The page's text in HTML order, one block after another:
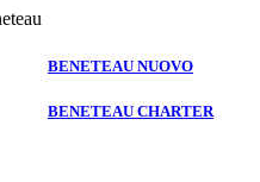
BENETEAU NUOVO
BENETEAU CHARTER